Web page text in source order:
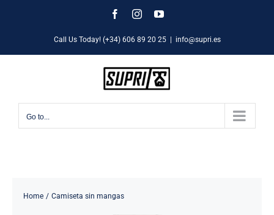
FacebookInstagramYouTube
Call Us Today! (+34) 606 89 20 25 info@supri.es
Go to...
Home Camiseta sin mangas